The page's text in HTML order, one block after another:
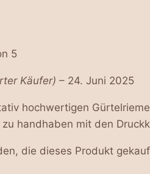
5
Käufer) – 24. Juni 2025
hochwertigen
handhaben mit den
die dieses Produkt